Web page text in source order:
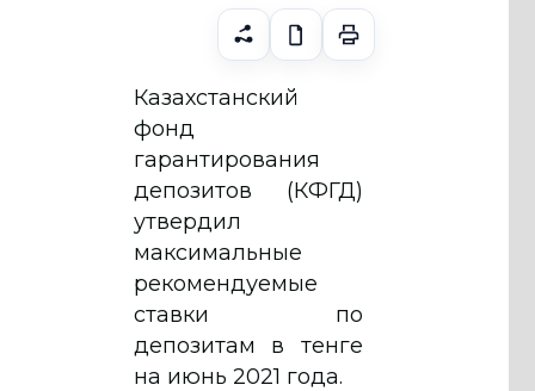
Казахстанский
фонд
гарантирования
депозитов (КФГД)
утвердил
максимальные
рекомендуемые
ставки по
депозитам в тенге
на июнь 2021 года.